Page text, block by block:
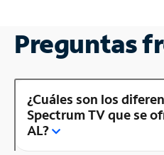
Preguntas
¿Cuáles son los
Spectrum TV que se
AL?